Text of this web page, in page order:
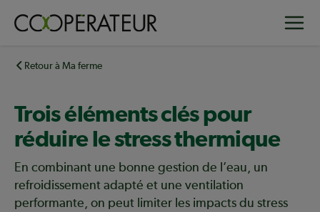
principalRetour à Ma ferme
Trois éléments clés pour
réduire le stress thermique
En combinant une bonne gestion de l’eau, un
refroidissement adapté et une ventilation
performante, on peut limiter les impacts du stress